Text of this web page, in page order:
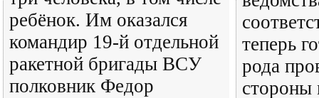
ребёнок. Им оказался
командир 19-й отдельной
ракетной бригады ВСУ
полковник Федор
теперь
рода